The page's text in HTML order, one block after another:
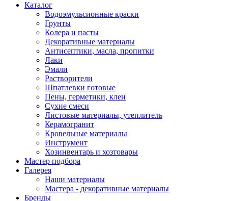
Каталог
Водоэмульсионные краски
Грунты
Колера и пасты
Декоративные материалы
Антисептики, масла, пропитки
Лаки
Эмали
Растворители
Шпатлевки готовые
Пены, герметики, клеи
Сухие смеси
Листовые материалы, утеплитель
Керамогранит
Кровельные материалы
Инструмент
Хозинвентарь и хозтовары
Мастер подбора
Галерея
Наши материалы
Мастера - декоративные материалы
Бренды